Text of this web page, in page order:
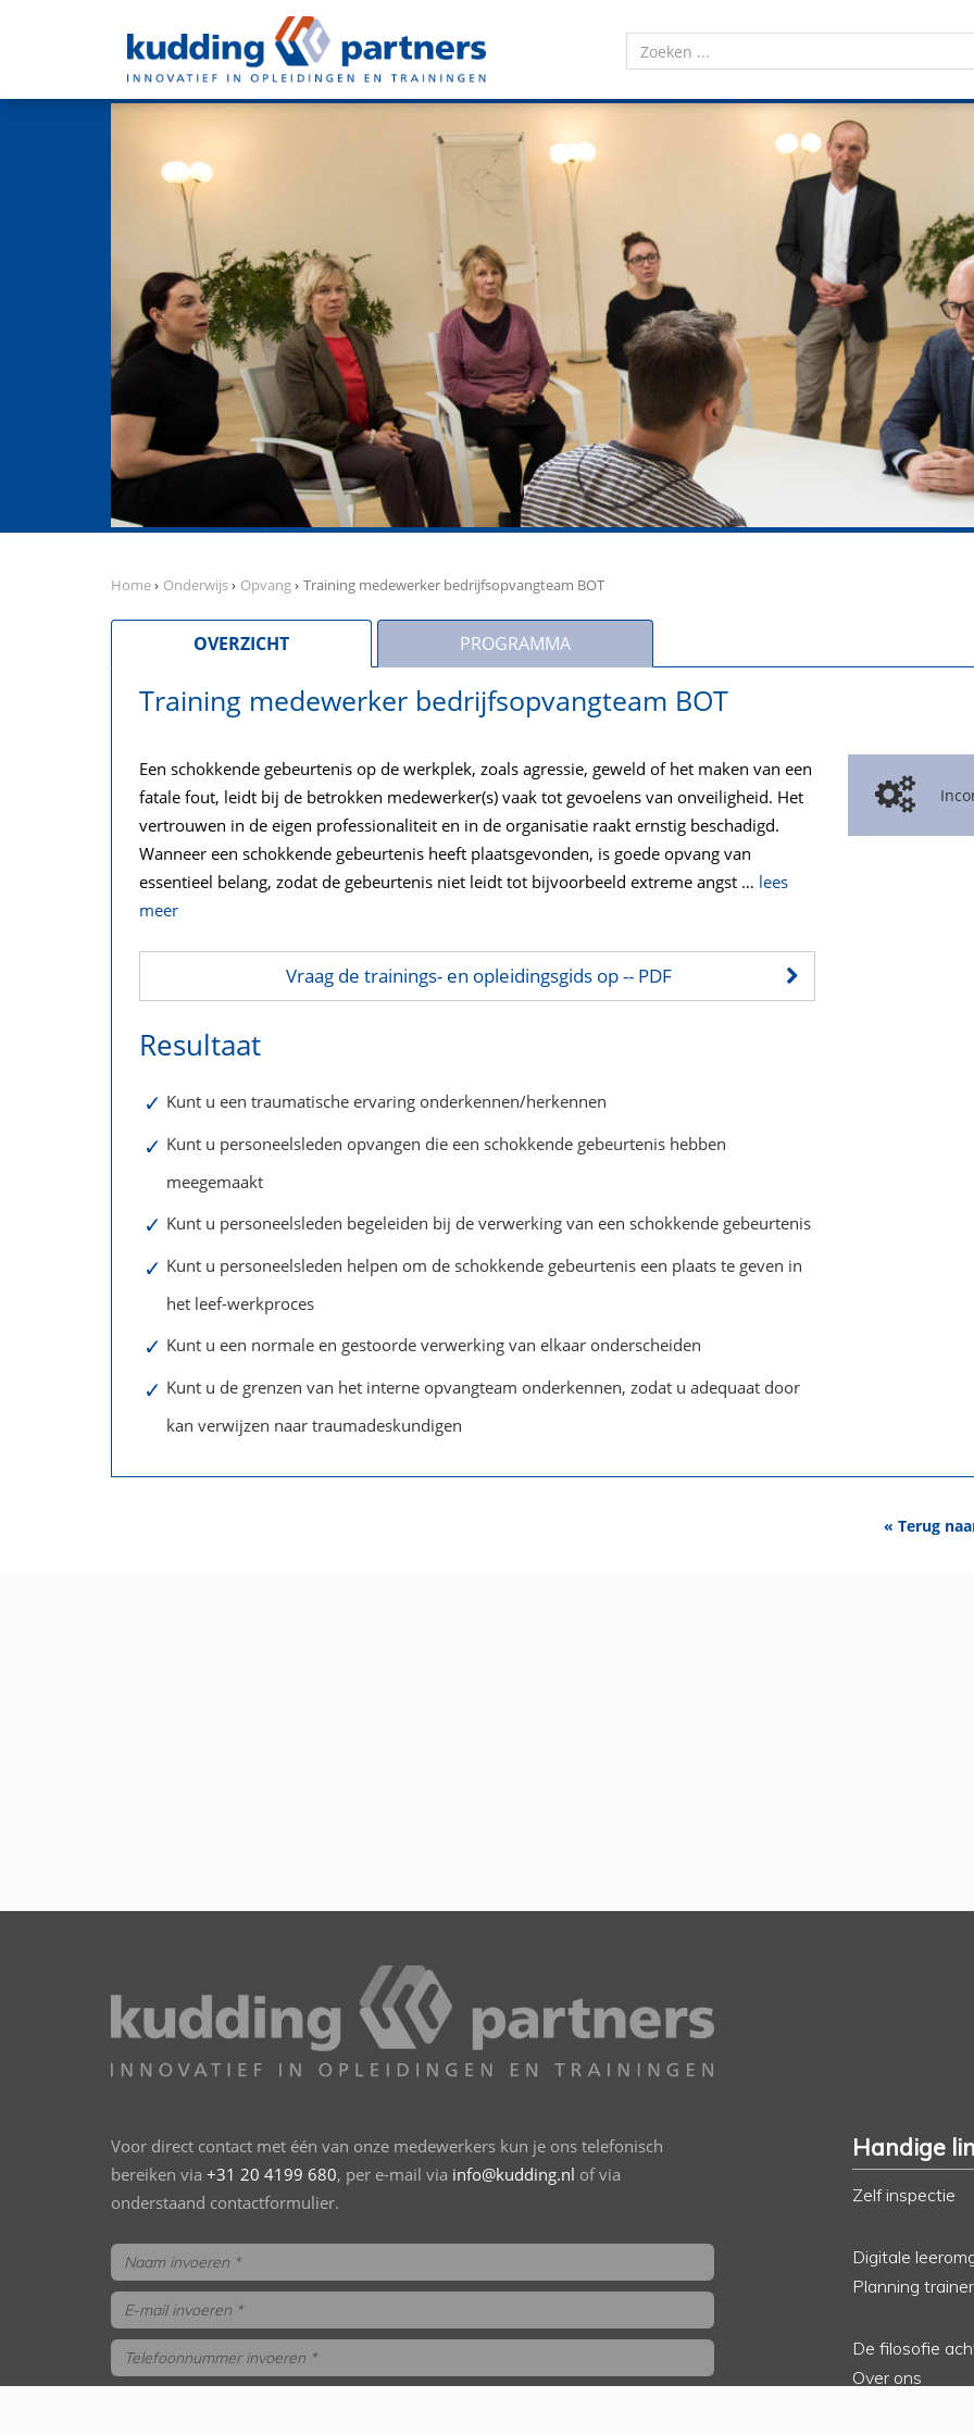
Home› Onderwijs› Opvang› Training medewerker bedrijfsopvangteam BOT
OVERZICHT PROGRAMMA
Training medewerker bedrijfsopvangteam BOT
Een schokkende gebeurtenis op de werkplek, zoals agressie, geweld of het maken van een
fatale fout, leidt bij de betrokken medewerker(s) vaak tot gevoelens van onveiligheid. Het
vertrouwen in de eigen professionaliteit en in de organisatie raakt ernstig beschadigd.
Wanneer een schokkende gebeurtenis heeft plaatsgevonden, is goede opvang van
essentieel belang, zodat de gebeurtenis niet leidt tot bijvoorbeeld extreme angst … lees
meer
Vraag de trainings- en opleidingsgids op-- PDF
Resultaat
✓ Kunt u een traumatische ervaring onderkennen/herkennen
✓ Kunt u personeelsleden opvangen die een schokkende gebeurtenis hebben
meegemaakt
✓ Kunt u personeelsleden begeleiden bij de verwerking van een schokkende gebeurtenis
✓ Kunt u personeelsleden helpen om de schokkende gebeurtenis een plaats te geven in
het leef-werkproces
✓ Kunt u een normale en gestoorde verwerking van elkaar onderscheiden
✓ Kunt u de grenzen van het interne opvangteam onderkennen, zodat u adequaat door
kan verwijzen naar traumadeskundigen
« Terug
Voor direct contact met één van onze medewerkers kun je ons telefonisch
bereiken via +31 20 4199 680, per e-mail via info@kudding.nl of via
onderstaand contactformulier.
Handige
Zelf inspectie
Digitale
Planning
De filosofie
Over ons